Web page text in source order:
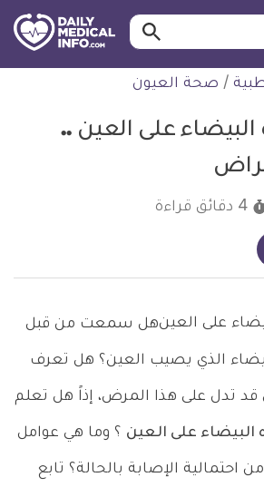
ابحث…
/ صحة العيون
على العين ..
4 دقائق قراءة
- ديلي ميديكال انفو
هل سمعت من قبل
الذي يصيب العين؟ هل تعرف
قد تدل على هذا المرض، إذاً هل تعلم
البيضاء على العين ؟ وما هي عوامل
احتمالية الإصابة بالحالة؟ تابع